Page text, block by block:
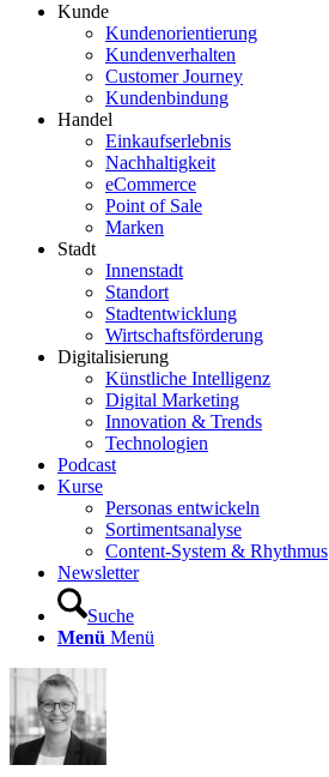
Kunde
Kundenorientierung
Kundenverhalten
Customer Journey
Kundenbindung
Handel
Einkaufserlebnis
Nachhaltigkeit
eCommerce
Point of Sale
Marken
Stadt
Innenstadt
Standort
Stadtentwicklung
Wirtschaftsförderung
Digitalisierung
Künstliche Intelligenz
Digital Marketing
Innovation & Trends
Technologien
Podcast
Kurse
Personas entwickeln
Sortimentsanalyse
Content-System & Rhythmus
Newsletter
Suche
Menü Menü